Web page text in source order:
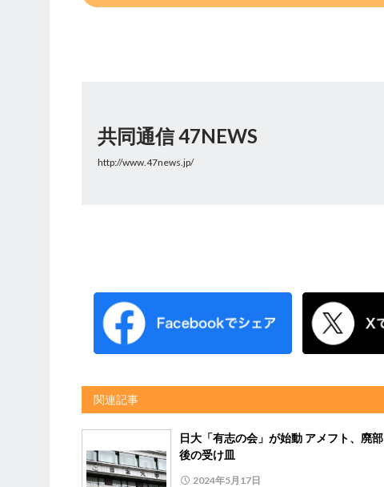
共同通信 47NEWS
http://www.47news.jp/
関連記事
日大「有志の会」が始動 アメフト、廃部
後の受け皿
2024年5月17日